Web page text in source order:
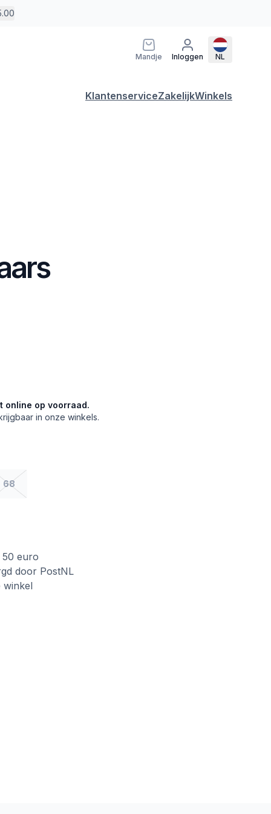
Mandje Inloggen NL
KlantenserviceZakelijkWinkels
online op voorraad.
in onze winkels.
68
50 euro
door PostNL
winkel